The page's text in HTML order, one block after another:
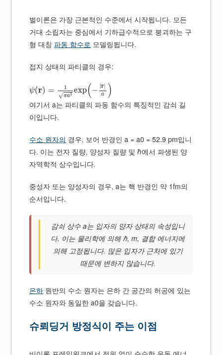
벌이론은 가장 근본적인 수준에서 시작됩니다. 모든
거대 소립자는 중심에서 기하급수적으로 붕괴하는 구
형 대칭파동 함수로 모델링됩니다.
접지 상태의 파티클의 경우:
ψ(r) = 1
πa3
√ exp(− |r
a )
여기서 a는 파티클의 파동 함수의 특징적인 감쇠 길
이입니다.
수소 원자의 경우, 보어 반경인 a = a0 = 52.9 pm입니
다. 이는 전자 질량, 양성자 질량 및 ℏ에서 파생된 양
자역학적 상수입니다.
중성자 또는 양성자의 경우, a는 핵 반경인 약 1fm의
순서입니다.
감쇠 상수 a는 입자의 양자 상태의 속성입니
다. 이는 물리학에 의해 ℏ, m, 결합 에너지에
의해 고정됩니다. 많은 입자가 근처에 있기
때문에 변하지 않습니다.
은하 원반의 수소 원자는 은하 간 공간의 허공에 있는
수소 원자와 동일한 a0을 갖습니다.
슈뢰딩거 방정식이 주는 이점